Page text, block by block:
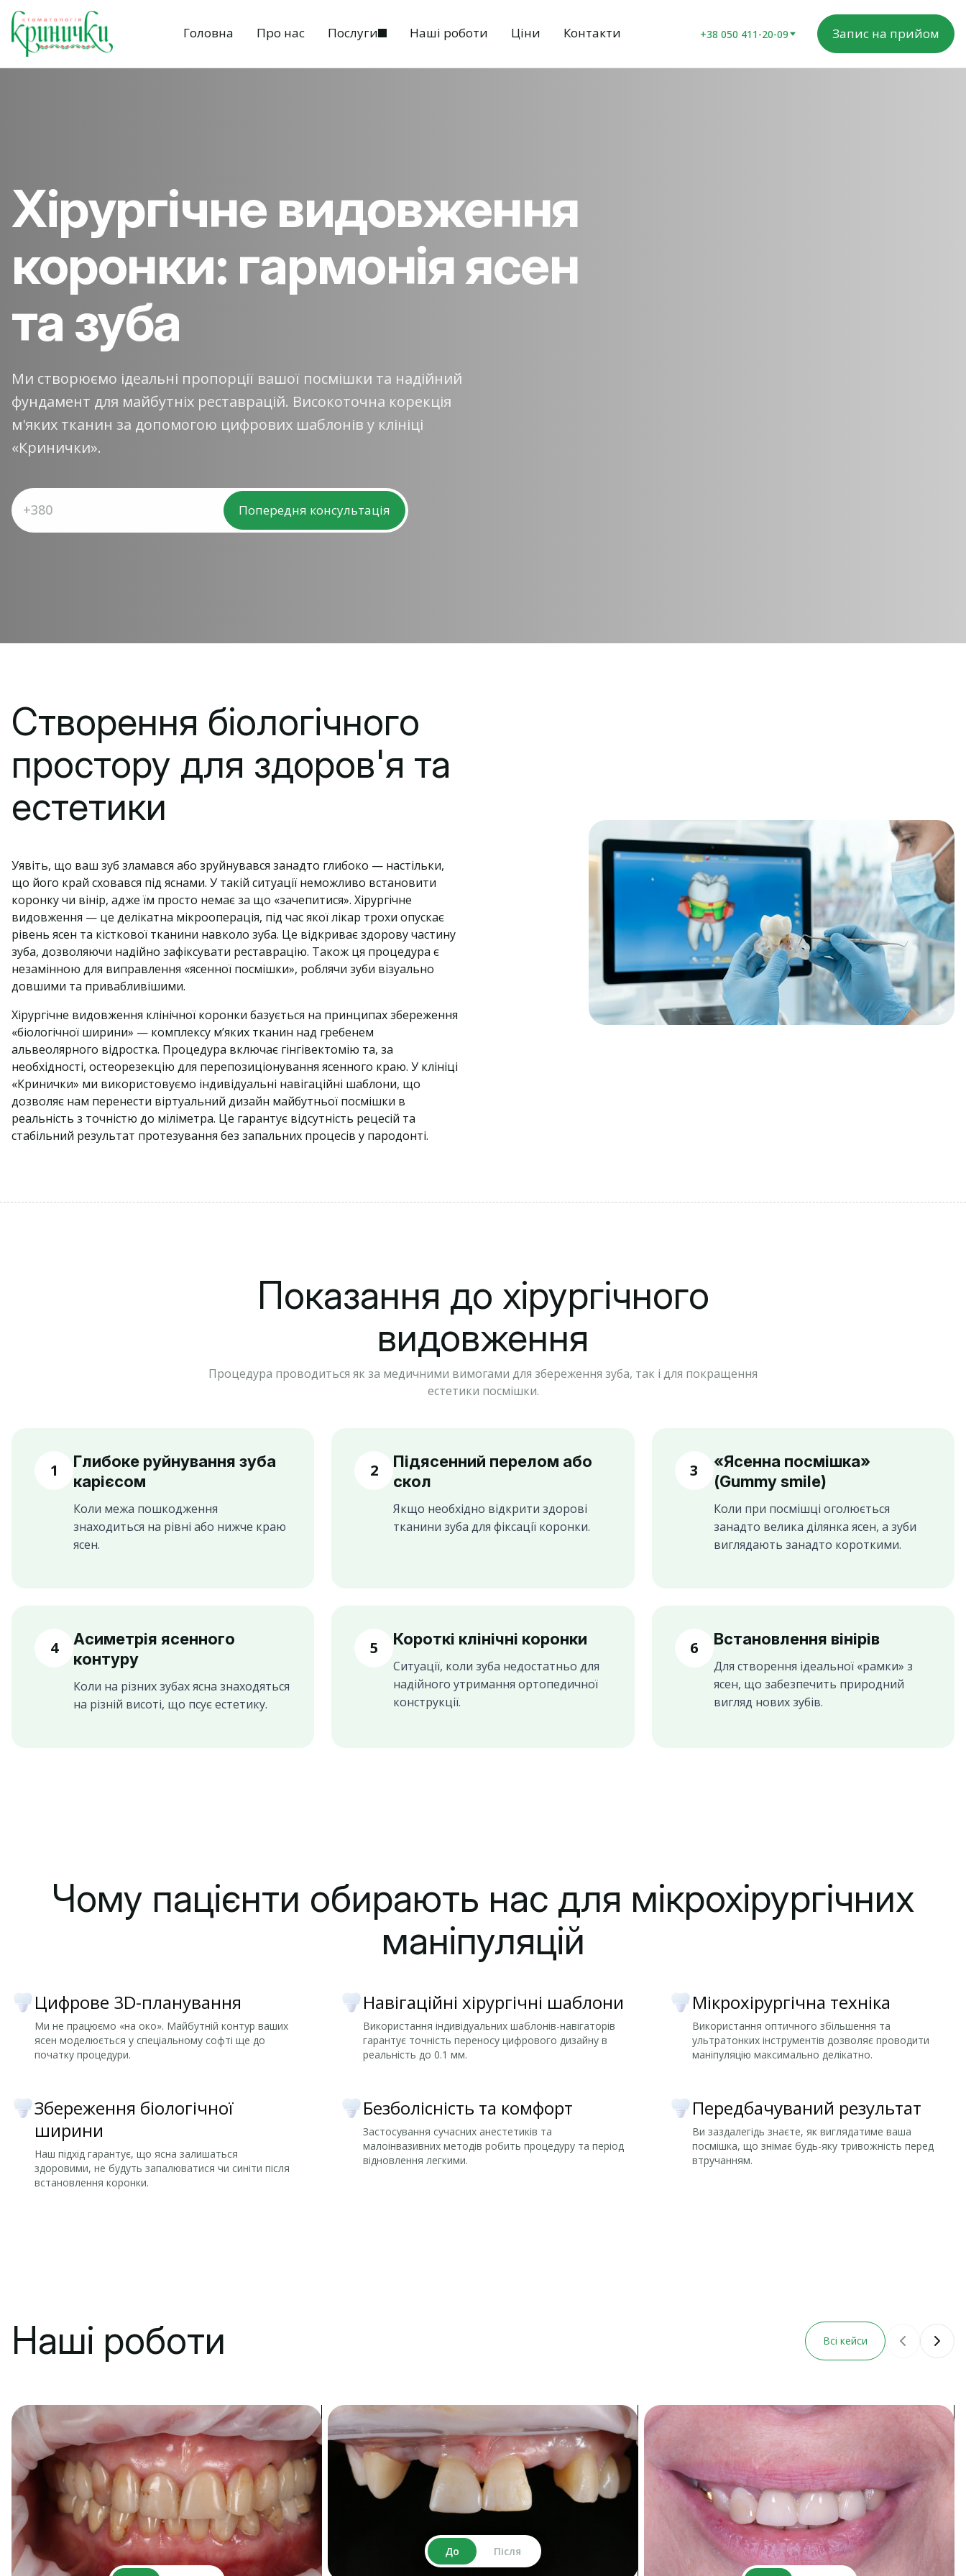
Головна Про нас Послуги Наші роботи Ціни Контакти +38 050 411-20-09 Запис на прийом
Хірургічне видовження
коронки: гармонія ясен
та зуба
Ми створюємо ідеальні пропорції вашої посмішки та надійний
фундамент для майбутніх реставрацій. Високоточна корекція
м'яких тканин за допомогою цифрових шаблонів у клініці
«Кринички».
Попередня консультація
Створення біологічного
простору для здоров'я та
естетики
Уявіть, що ваш зуб зламався або зруйнувався занадто глибоко — настільки,
що його край сховався під яснами. У такій ситуації неможливо встановити
коронку чи вінір, адже їм просто немає за що «зачепитися». Хірургічне
видовження — це делікатна мікрооперація, під час якої лікар трохи опускає
рівень ясен та кісткової тканини навколо зуба. Це відкриває здорову частину
зуба, дозволяючи надійно зафіксувати реставрацію. Також ця процедура є
незамінною для виправлення «ясенної посмішки», роблячи зуби візуально
довшими та привабливішими.
Хірургічне видовження клінічної коронки базується на принципах збереження
«біологічної ширини» — комплексу м’яких тканин над гребенем
альвеолярного відростка. Процедура включає гінгівектомію та, за
необхідності, остеорезекцію для перепозиціонування ясенного краю. У клініці
«Кринички» ми використовуємо індивідуальні навігаційні шаблони, що
дозволяє нам перенести віртуальний дизайн майбутньої посмішки в
реальність з точністю до міліметра. Це гарантує відсутність рецесій та
стабільний результат протезування без запальних процесів у пародонті.
Показання до хірургічного
видовження
Процедура проводиться як за медичними вимогами для збереження зуба, так і для покращення
естетики посмішки.
1
Глибоке руйнування зуба
карієсом
Коли межа пошкодження
знаходиться на рівні або нижче краю
ясен.
2
Підясенний перелом або
скол
Якщо необхідно відкрити здорові
тканини зуба для фіксації коронки.
3
«Ясенна посмішка»
(Gummy smile)
Коли при посмішці оголюється
занадто велика ділянка ясен, а зуби
виглядають занадто короткими.
4
Асиметрія ясенного
контуру
Коли на різних зубах ясна знаходяться
на різній висоті, що псує естетику.
5 Короткі клінічні коронки
Ситуації, коли зуба недостатньо для
надійного утримання ортопедичної
конструкції.
6 Встановлення вінірів
Для створення ідеальної «рамки» з
ясен, що забезпечить природний
вигляд нових зубів.
Чому пацієнти обирають нас для мікрохірургічних
маніпуляцій
Цифрове 3D-планування
Ми не працюємо «на око». Майбутній контур ваших
ясен моделюється у спеціальному софті ще до
початку процедури.
Навігаційні хірургічні шаблони
Використання індивідуальних шаблонів-навігаторів
гарантує точність переносу цифрового дизайну в
реальність до 0.1 мм.
Мікрохірургічна техніка
Використання оптичного збільшення та
ультратонких інструментів дозволяє проводити
маніпуляцію максимально делікатно.
Збереження біологічної
ширини
Наш підхід гарантує, що ясна залишаться
здоровими, не будуть запалюватися чи синіти після
встановлення коронки.
Безболісність та комфорт
Застосування сучасних анестетиків та
малоінвазивних методів робить процедуру та період
відновлення легкими.
Передбачуваний результат
Ви заздалегідь знаєте, як виглядатиме ваша
посмішка, що знімає будь-яку тривожність перед
втручанням.
Наші роботи Всі кейси
До Після